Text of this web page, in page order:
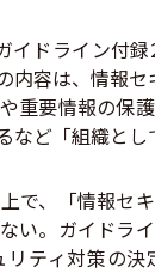
ドライン付
容は、情報
重要情報の保
ど「組織とし
で、「情報セ
い。ガイドラ
リティ対策の